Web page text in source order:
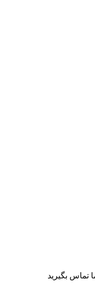
تماس بگیرید